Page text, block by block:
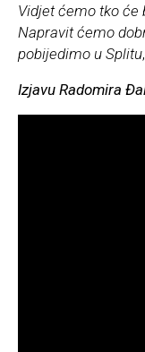
Vidjet ćemo tko će
Napravit ćemo
pobijedimo u Splitu
Izjavu Radomira